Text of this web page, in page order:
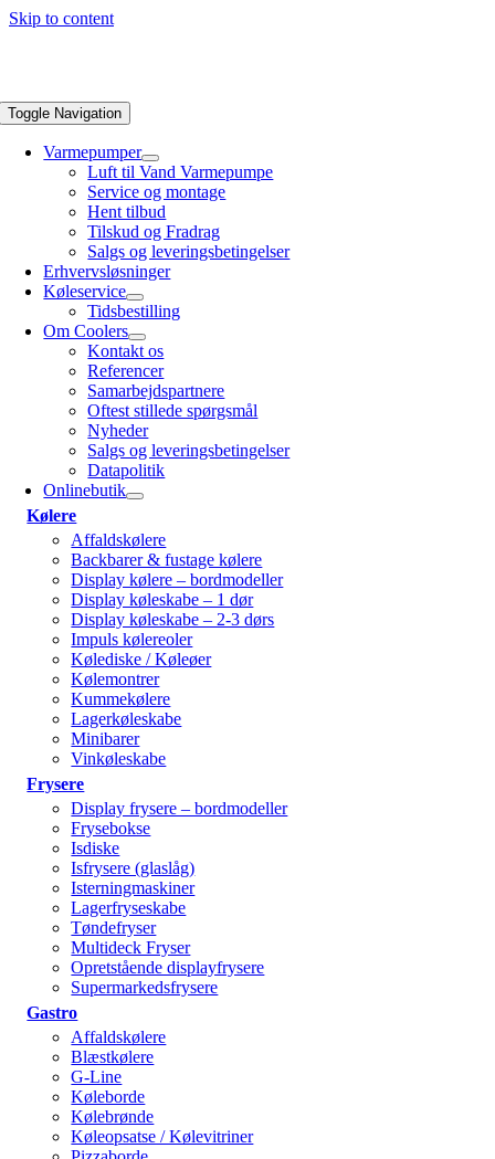
Skip to content
Toggle Navigation
Varmepumper
Luft til Vand Varmepumpe
Service og montage
Hent tilbud
Tilskud og Fradrag
Salgs og leveringsbetingelser
Erhvervsløsninger
Køleservice
Tidsbestilling
Om Coolers
Kontakt os
Referencer
Samarbejdspartnere
Oftest stillede spørgsmål
Nyheder
Salgs og leveringsbetingelser
Datapolitik
Onlinebutik
Kølere
Affaldskølere
Backbarer & fustage kølere
Display kølere – bordmodeller
Display køleskabe – 1 dør
Display køleskabe – 2-3 dørs
Impuls kølereoler
Kølediske / Køleøer
Kølemontrer
Kummekølere
Lagerkøleskabe
Minibarer
Vinkøleskabe
Frysere
Display frysere – bordmodeller
Frysebokse
Isdiske
Isfrysere (glaslåg)
Isterningmaskiner
Lagerfryseskabe
Tøndefryser
Multideck Fryser
Opretstående displayfrysere
Supermarkedsfrysere
Gastro
Affaldskølere
Blæstkølere
G-Line
Køleborde
Kølebrønde
Køleopsatse / Kølevitriner